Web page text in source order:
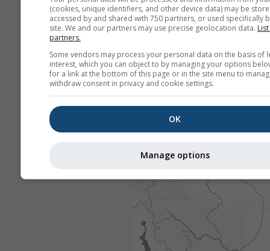
(cookies, unique identifiers, and other device data) may be
accessed by and shared with 750 partners, or used specifically
site. We and our partners may use precise geolocation data.
partners.
Some vendors may process your personal data on the basis of
interest, which you can object to by managing your options
for a link at the bottom of this page or in the site menu to
withdraw consent in privacy and cookie settings.
OK
Manage options